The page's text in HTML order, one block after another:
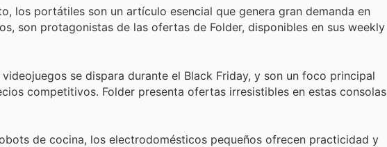
los portátiles son un artículo esencial que genera gran demanda en
son protagonistas de las ofertas de Folder, disponibles en sus weekly
se dispara durante el Black Friday, y son un foco principal
competitivos. Folder presenta ofertas irresistibles en estas consolas
de cocina, los electrodomésticos pequeños ofrecen practicidad y